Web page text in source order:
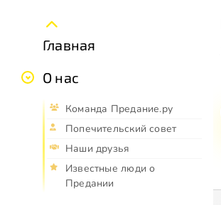
Главная
О нас
Команда Предание.ру
Попечительский совет
Наши друзья
Известные люди о
Предании